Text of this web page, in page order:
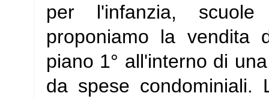
per l'infanzia,
proponiamo la vendita
piano 1° all'interno di
da spese condominiali.